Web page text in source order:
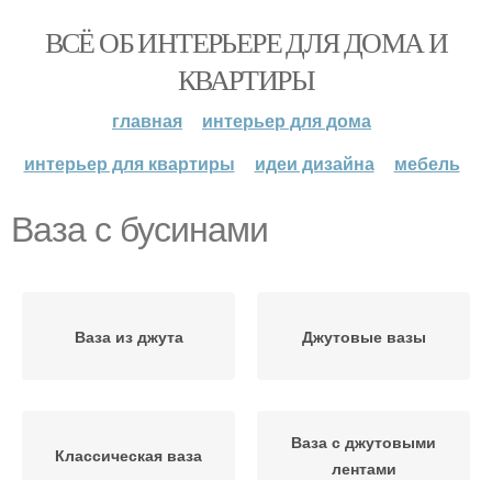
ВСЁ ОБ ИНТЕРЬЕРЕ ДЛЯ ДОМА И
КВАРТИРЫ
главная
интерьер для дома
интерьер для квартиры
идеи дизайна мебель
Ваза с бусинами
Ваза из джута Джутовые вазы
Классическая ваза
Ваза с джутовыми
лентами